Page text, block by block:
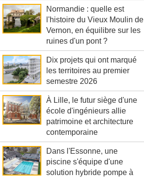
Normandie : quelle est
l'histoire du Vieux Moulin de
Vernon, en équilibre sur les
ruines d'un pont ?
Dix projets qui ont marqué
les territoires au premier
semestre 2026
À Lille, le futur siège d'une
école d'ingénieurs allie
patrimoine et architecture
contemporaine
Dans l'Essonne, une
piscine s'équipe d'une
solution hybride pompe à